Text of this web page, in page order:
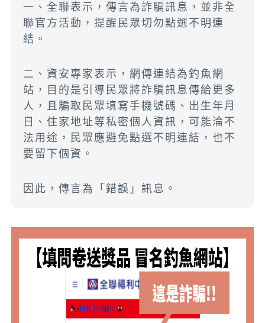
一、全聯表示，傳言為詐騙訊息，並非全
聯官方活動，提醒民眾切勿點選不明連
結。
二、資安專家表示，網傳連結為釣魚網
站，目的是引導民眾將詐騙訊息傳給更多
人，且騙取民眾填寫手機號碼、出生年月
日、住家地址等私密個人資訊，可能淪不
法用途，民眾應避免點選不明連結，也不
要留下個資。
因此，傳言為「錯誤」訊息。